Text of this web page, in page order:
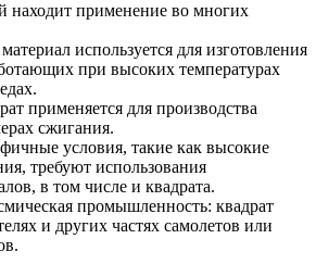
находит применение во многих
используется для изготовления
при высоких температурах
применяется для производства
сжигания.
условия, такие как высокие
требуют использования
в том числе и квадрата.
промышленность: квадрат
и других частях самолетов или